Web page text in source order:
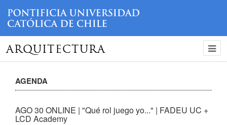
ARQUITECTURA
AGENDA
AGO 30 ONLINE | "Qué rol juego yo..." | FADEU UC +
LCD Academy